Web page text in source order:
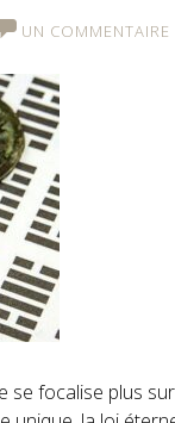
UN COMMENTAIRE
se focalise plus